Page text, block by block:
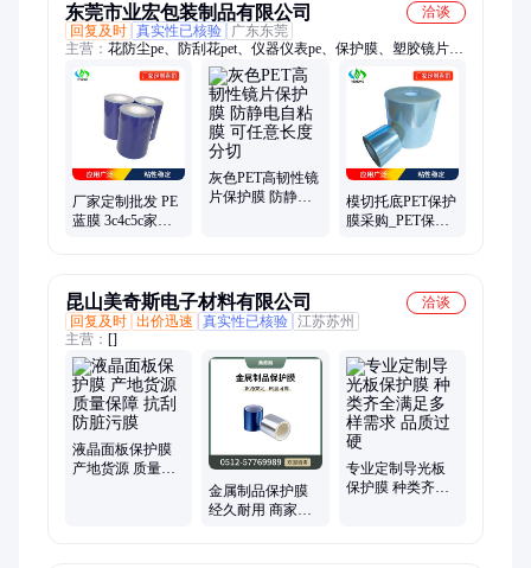
东莞市业宏包装制品有限公司
洽谈
回复及时 真实性已核验
广东东莞
主营： 花防尘pe、防刮花pet、仪器仪表pe、保护膜、塑胶镜片
pe、表面保护pe、玻璃镜片pe、五金表面pe、塑胶面板pe
厂家定制批发 PE
蓝膜 3c4c5c家具
灰色PET高韧性镜
片保护膜 防静电
模切托底PET保护
膜采购_PET保护
昆山美奇斯电子材料有限公司
洽谈
回复及时 出价迅速 真实性已核验 江苏苏州
主营： []
液晶面板保护膜
产地货源 质量保
金属制品保护膜
经久耐用 商家服
专业定制导光板
保护膜 种类齐全